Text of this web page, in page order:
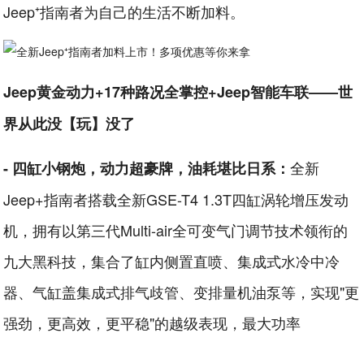
Jeep⁺指南者为自己的生活不断加料。
Jeep黄金动力+17种路况全掌控+Jeep智能车联——世
界从此没【玩】没了
- 四缸小钢炮，动力超豪牌，油耗堪比日系：全新
Jeep+指南者搭载全新GSE-T4 1.3T四缸涡轮增压发动
机，拥有以第三代Multi-air全可变气门调节技术领衔的
九大黑科技，集合了缸内侧置直喷、集成式水冷中冷
器、气缸盖集成式排气歧管、变排量机油泵等，实现"更
强劲，更高效，更平稳"的越级表现，最大功率